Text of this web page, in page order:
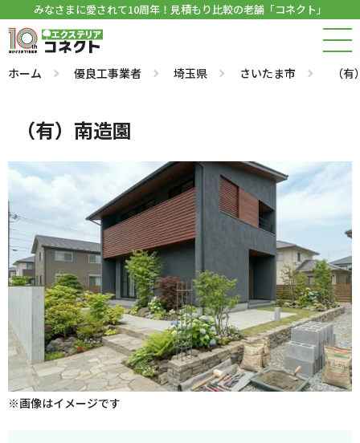
みなさまに愛されて10周年！見積もり比較の老舗「コネクト」
ホーム 優良工事業者 埼玉県 さいたま市 （
（有）南造園
※画像はイメージです